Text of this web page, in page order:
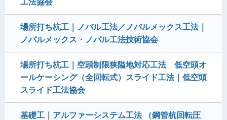
工法協会
場所打ち杭工｜ノバル工法／ノバルメックス工法｜
ノバルメックス・ノバル工法技術協会
場所打ち杭工｜空頭制限狭隘地対応工法 低空頭オ
ールケーシング（全回転式）スライド工法｜低空頭
スライド工法協会
基礎工｜アルファーシステム工法 （鋼管杭回転圧